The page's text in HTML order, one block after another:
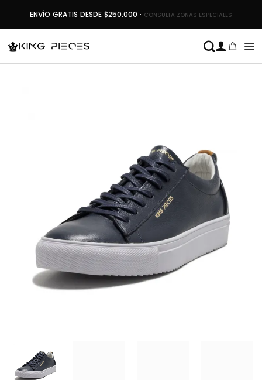
ENVÍO GRATIS DESDE $250.000 · CONSULTA ZONAS ESPECIALES